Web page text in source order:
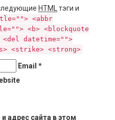
HTML
тэги и
<abbr
<b> <blockquote
datetime="">
<strike> <strong>
Email *
адрес сайта в этом